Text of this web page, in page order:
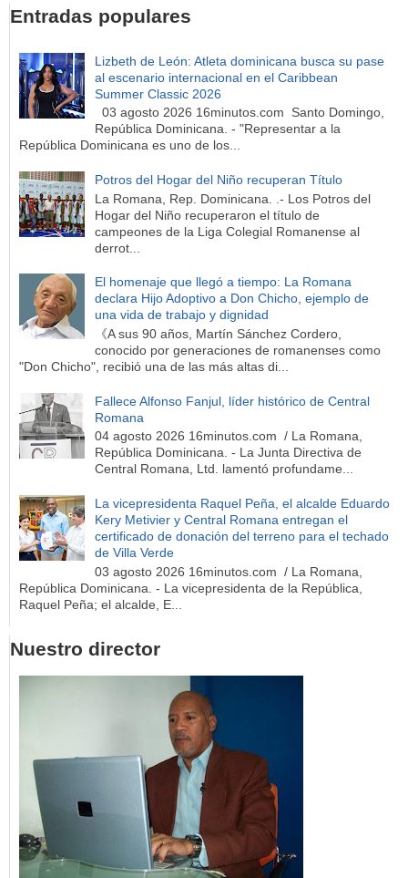
Entradas populares
Lizbeth de León: Atleta dominicana busca su pase
al escenario internacional en el Caribbean
Summer Classic 2026
03 agosto 2026 16minutos.com Santo Domingo,
República Dominicana. - "Representar a la
República Dominicana es uno de los...
Potros del Hogar del Niño recuperan Título
La Romana, Rep. Dominicana. .- Los Potros del
Hogar del Niño recuperaron el título de
campeones de la Liga Colegial Romanense al
derrot...
El homenaje que llegó a tiempo: La Romana
declara Hijo Adoptivo a Don Chicho, ejemplo de
una vida de trabajo y dignidad
《A sus 90 años, Martín Sánchez Cordero,
conocido por generaciones de romanenses como
"Don Chicho", recibió una de las más altas di...
Fallece Alfonso Fanjul, líder histórico de Central
Romana
04 agosto 2026 16minutos.com / La Romana,
República Dominicana. - La Junta Directiva de
Central Romana, Ltd. lamentó profundame...
La vicepresidenta Raquel Peña, el alcalde Eduardo
Kery Metivier y Central Romana entregan el
certificado de donación del terreno para el techado
de Villa Verde
03 agosto 2026 16minutos.com / La Romana,
República Dominicana. - La vicepresidenta de la República,
Raquel Peña; el alcalde, E...
Nuestro director